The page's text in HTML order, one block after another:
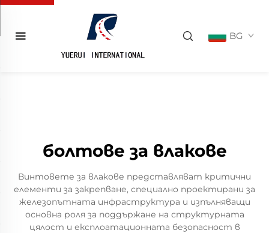
BG
болтове за влакове
Винтовете за влакове представляват критични
елементи за закрепване, специално проектирани за
железопътната инфраструктура и изпълняващи
основна роля за поддържане на структурната
цялост и експлоатационната безопасност в